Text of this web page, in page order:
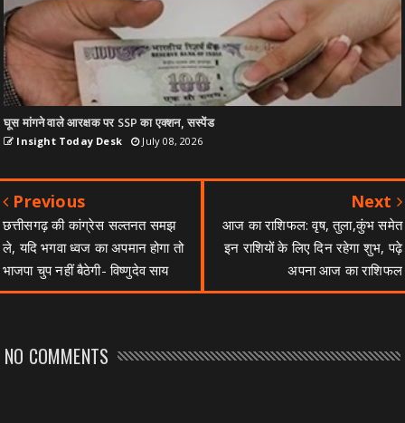
घूस मांगने वाले आरक्षक पर SSP का एक्शन, सस्पेंड
Insight Today Desk July 08, 2026
Previous
छत्तीसगढ़ की कांग्रेस सल्तनत समझ
ले, यदि भगवा ध्वज का अपमान होगा तो
भाजपा चुप नहीं बैठेगी- विष्णुदेव साय
Next
आज का राशिफल: वृष, तुला,कुंभ समेत
इन राशियों के लिए दिन रहेगा शुभ, पढ़े
अपना आज का राशिफल
NO COMMENTS